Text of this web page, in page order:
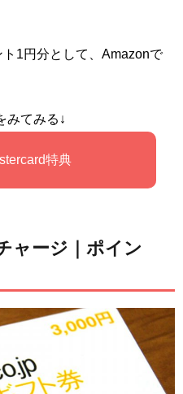
1円分として、Amazonで
みてみる↓
特典
ャージ｜ポイン